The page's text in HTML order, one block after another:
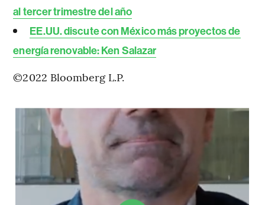
al tercer trimestre del año
EE.UU. discute con México más proyectos de
energía renovable: Ken Salazar
©2022 Bloomberg L.P.